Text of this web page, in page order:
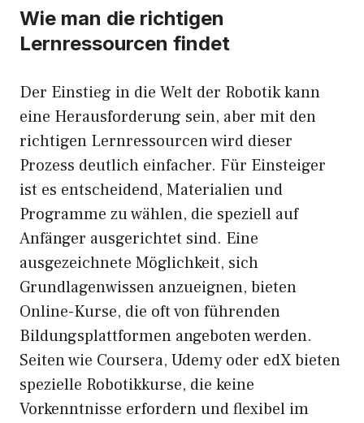
Wie man die richtigen
Lernressourcen findet
Der Einstieg in die Welt der Robotik kann
eine Herausforderung sein, aber mit den
richtigen Lernressourcen wird dieser
Prozess deutlich einfacher. Für Einsteiger
ist es entscheidend, Materialien und
Programme zu wählen, die speziell auf
Anfänger ausgerichtet sind. Eine
ausgezeichnete Möglichkeit, sich
Grundlagenwissen anzueignen, bieten
Online-Kurse, die oft von führenden
Bildungsplattformen angeboten werden.
Seiten wie Coursera, Udemy oder edX bieten
spezielle Robotikkurse, die keine
Vorkenntnisse erfordern und flexibel im